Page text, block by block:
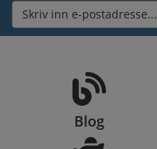
Skriv inn e-postadresse...
Blog